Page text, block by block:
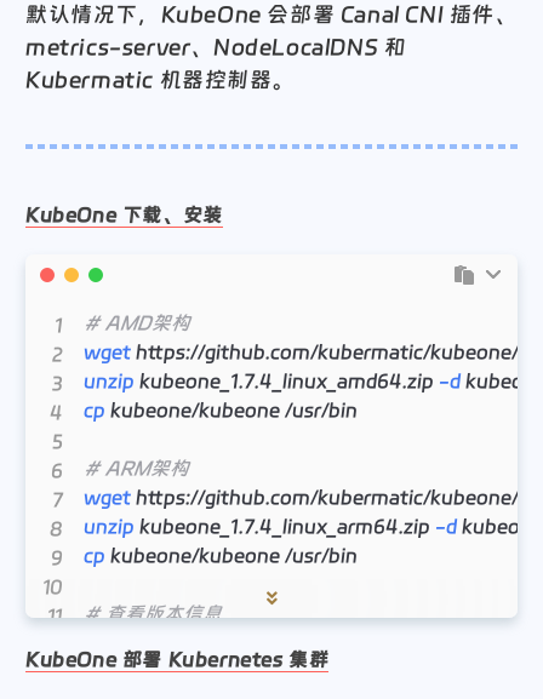
默认情况下，KubeOne 会部署 Canal CNI 插件、
metrics-server、NodeLocalDNS 和
Kubermatic 机器控制器。
KubeOne 下载、安装
# AMD架构
wget
unzip kubeone_1.7.4_linux_amd64.zip -d
cp kubeone/kubeone /usr/bin
# ARM架构
wget
unzip kubeone_1.7.4_linux_arm64.zip -d
cp kubeone/kubeone /usr/bin
# 查看版本信息
KubeOne 部署 Kubernetes 集群